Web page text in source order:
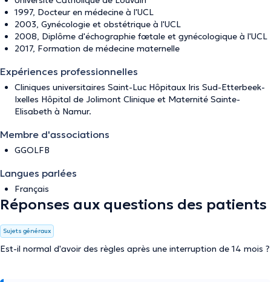
1997, Docteur en médecine à l'UCL
2003, Gynécologie et obstétrique à l'UCL
2008, Diplôme d'échographie fœtale et gynécologique à l'UCL
2017, Formation de médecine maternelle
Expériences professionnelles
Cliniques universitaires Saint-Luc Hôpitaux Iris Sud-Etterbeek-
Ixelles Hôpital de Jolimont Clinique et Maternité Sainte-
Elisabeth à Namur.
Membre d'associations
GGOLFB
Langues parlées
Français
Réponses aux questions des patients
Sujets généraux
Est-il normal d'avoir des règles après une interruption de 14 mois ?